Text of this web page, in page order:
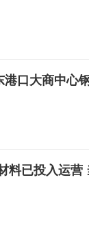
口大商中心
料已投入运营